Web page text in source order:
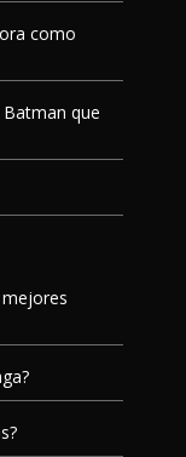
como
que